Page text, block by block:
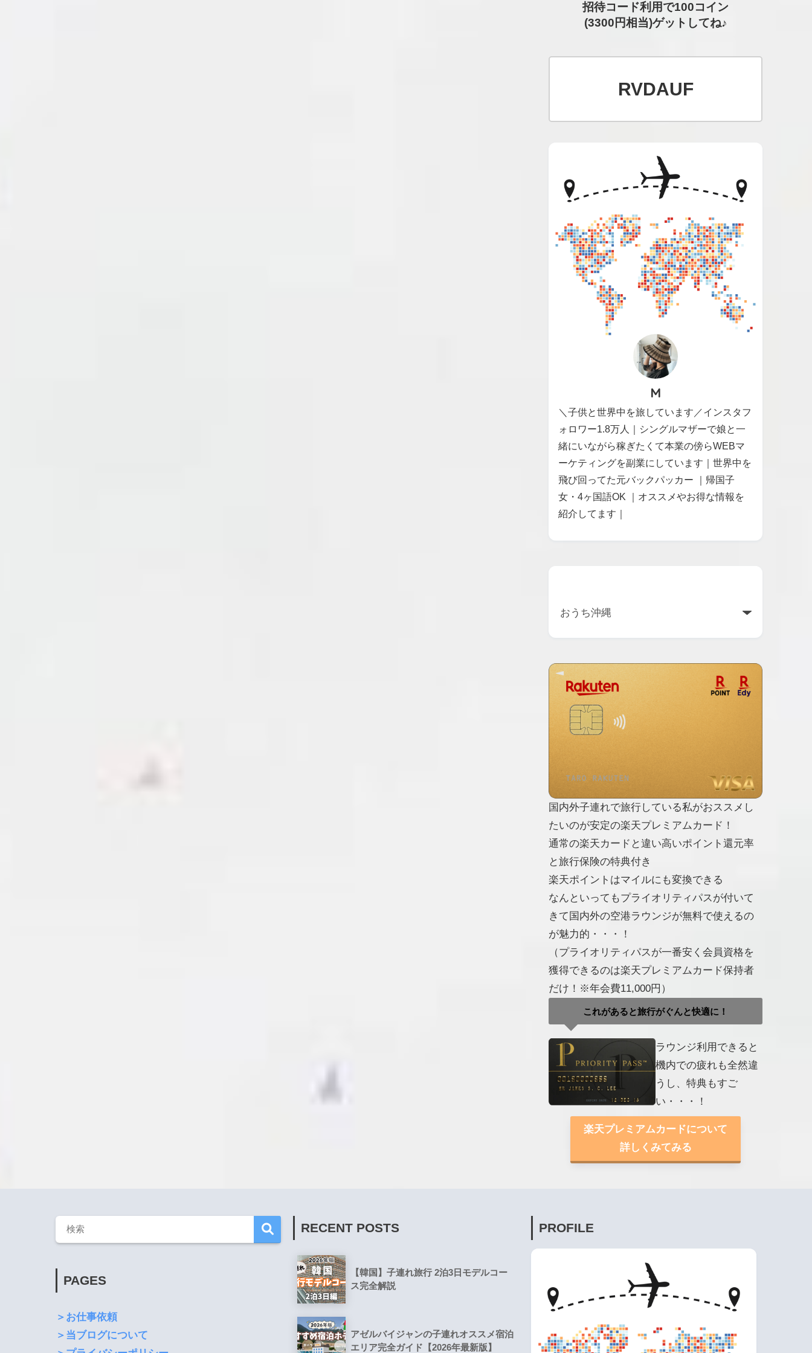
招待コード利用で100コイン
(3300円相当)ゲットしてね♪
RVDAUF
M
＼子供と世界中を旅しています／インスタフ
ォロワー1.8万人｜シングルマザーで娘と一
緒にいながら稼ぎたくて本業の傍らWEBマ
ーケティングを副業にしています｜世界中を
飛び回ってた元バックパッカー ｜帰国子
女・4ヶ国語OK ｜オススメやお得な情報を
紹介してます｜
国内外子連れで旅行している私がおススメし
たいのが安定の楽天プレミアムカード！
通常の楽天カードと違い高いポイント還元率
と旅行保険の特典付き
楽天ポイントはマイルにも変換できる
なんといってもプライオリティパスが付いて
きて国内外の空港ラウンジが無料で使えるの
が魅力的・・・！
（プライオリティパスが一番安く会員資格を
獲得できるのは楽天プレミアムカード保持者
だけ！※年会費11,000円）
これがあると旅行がぐんと快適に！
ラウンジ利用できると
機内での疲れも全然違
うし、特典もすご
い・・・！
楽天プレミアムカードについて
詳しくみてみる
PAGES
＞お仕事依頼
＞当ブログについて
RECENT POSTS
【韓国】子連れ旅行 2泊3日モデルコー
ス完全解説
アゼルバイジャンの子連れオススメ宿泊
エリア完全ガイド【2026年最新版】
PROFILE